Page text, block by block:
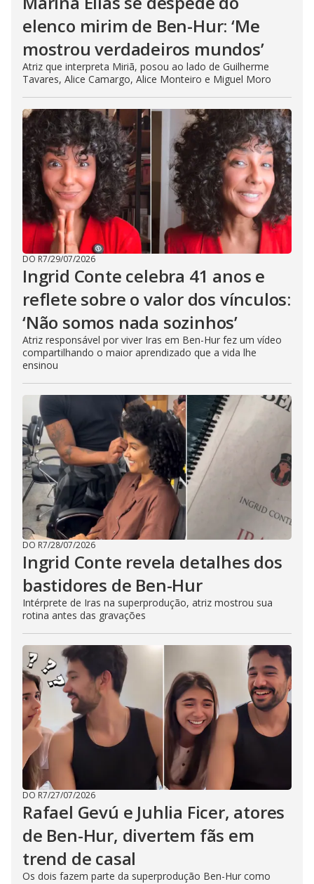
elenco mirim de Ben-Hur: ‘Me
mostrou verdadeiros mundos’
Atriz que interpreta Miriã, posou ao lado de Guilherme
Tavares, Alice Camargo, Alice Monteiro e Miguel Moro
DO R7/29/07/2026
Ingrid Conte celebra 41 anos e
reflete sobre o valor dos vínculos:
‘Não somos nada sozinhos’
Atriz responsável por viver Iras em Ben-Hur fez um vídeo
compartilhando o maior aprendizado que a vida lhe
ensinou
DO R7/28/07/2026
Ingrid Conte revela detalhes dos
bastidores de Ben-Hur
Intérprete de Iras na superprodução, atriz mostrou sua
rotina antes das gravações
DO R7/27/07/2026
Rafael Gevú e Juhlia Ficer, atores
de Ben-Hur, divertem fãs em
trend de casal
Os dois fazem parte da superprodução Ben-Hur como